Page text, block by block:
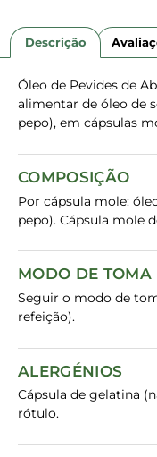
Descrição
Óleo de Pevides de
alimentar de óleo de
pepo), em cápsulas
COMPOSIÇÃO
Por cápsula mole:
pepo). Cápsula mole
MODO DE TOMA
Seguir o modo de
refeição).
ALERGÉNIOS
Cápsula de gelatina
rótulo.